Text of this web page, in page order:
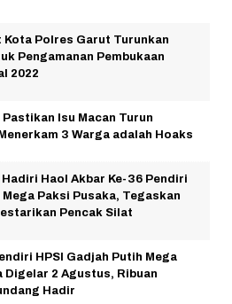
Kota Polres Garut Turunkan
Pengamanan Pembukaan
2022
Isu Macan Turun
3 Warga adalah Hoaks
Haol Akbar Ke-36 Pendiri
Paksi Pusaka, Tegaskan
Pencak Silat
HPSI Gadjah Putih Mega
Digelar 2 Agustus, Ribuan
Hadir